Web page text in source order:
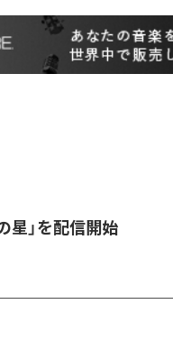
星」を配信開始